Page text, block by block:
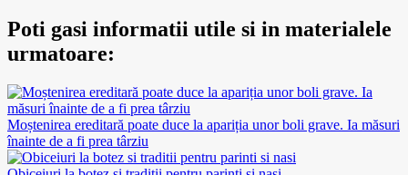
Poti gasi informatii utile si in materialele
urmatoare:
Moștenirea ereditară poate duce la apariția unor boli grave. Ia măsuri
înainte de a fi prea târziu